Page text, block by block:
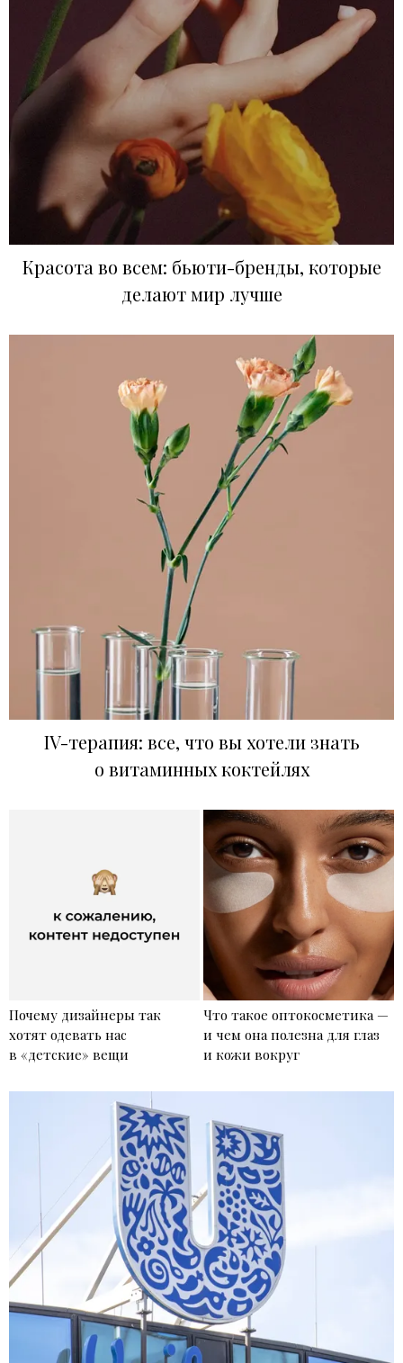
Красота во всем: бьюти-бренды, которые
делают мир лучше
IV-терапия: все, что вы хотели знать
о витаминных коктейлях
Почему дизайнеры так
хотят одевать нас
в «детские» вещи
Что такое оптокосметика —
и чем она полезна для глаз
и кожи вокруг